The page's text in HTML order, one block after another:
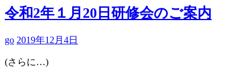
令和2年１月20日研修会のご案内
go 2019年12月4日
(さらに…)